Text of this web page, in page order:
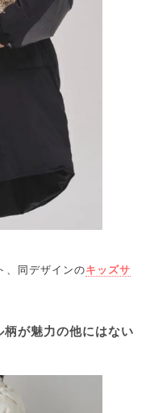
、同デザインのキッズサ
が魅力の他にはない